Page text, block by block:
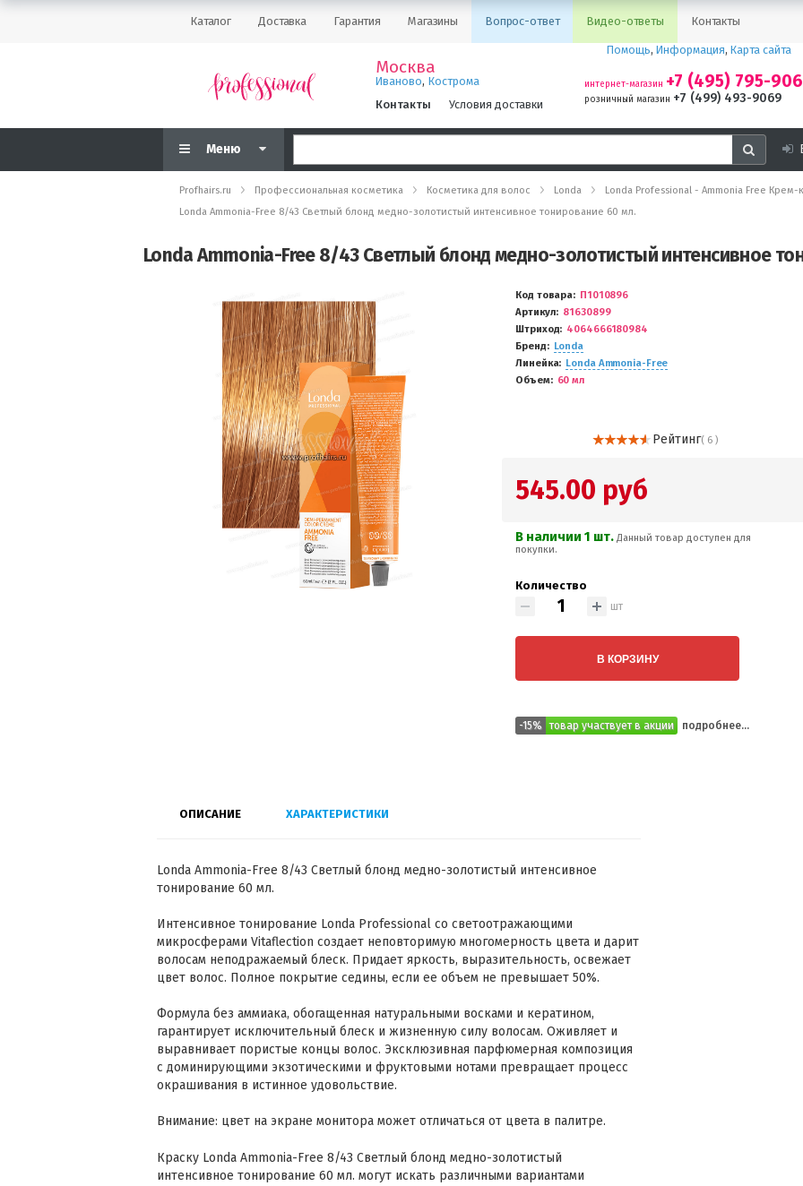
Каталог Доставка Гарантия Магазины Вопрос-ответ Видео-ответы Контакты
Москва
Иваново, Кострома
Контакты
Условия доставки
Помощь, Информация, Карта сайта
интернет-магазин +7 (495) 795-
розничный магазин +7 (499) 493-9069
Меню
Profhairs.ru Профессиональная косметика Косметика для волос Londa
Londa Professional - Ammonia Free
Londa Ammonia-Free 8/43 Светлый блонд медно-золотистый интенсивное тонирование 60 мл.
Londa Ammonia-Free 8/43 Светлый блонд медно-золотистый интенсивное
Код товара
П1010896
Артикул
81630899
Штриход
4064666180984
Бренд
Londa
Линейка
Londa Ammonia-Free
Объем
60 мл
Рейтинг( 6 )
545.00 руб
В наличии 1 шт.Данный товар доступен для
покупки.
Количество
шт
В КОРЗИНУ
-15% товар участвует в акции подробнее...
ОПИСАНИЕ ХАРАКТЕРИСТИКИ
Londa Ammonia-Free 8/43 Светлый блонд медно-золотистый интенсивное
тонирование 60 мл.
Интенсивное тонирование Londa Professional со светоотражающими
микросферами Vitaflection создает неповторимую многомерность цвета и дарит
волосам неподражаемый блеск. Придает яркость, выразительность, освежает
цвет волос. Полное покрытие седины, если ее объем не превышает 50%.
Формула без аммиака, обогащенная натуральными восками и кератином,
гарантирует исключительный блеск и жизненную силу волосам. Оживляет и
выравнивает пористые концы волос. Эксклюзивная парфюмерная композиция
с доминирующими экзотическими и фруктовыми нотами превращает процесс
окрашивания в истинное удовольствие.
Внимание: цвет на экране монитора может отличаться от цвета в палитре.
Краску Londa Ammonia-Free 8/43 Светлый блонд медно-золотистый
интенсивное тонирование 60 мл. могут искать различными вариантами